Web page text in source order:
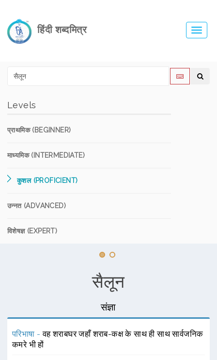
हिंदी शब्दमित्र
Levels
प्राथमिक (BEGINNER)
माध्यमिक (INTERMEDIATE)
कुशल (PROFICIENT)
उन्नत (ADVANCED)
विशेषज्ञ (EXPERT)
सैलून
संज्ञा
परिभाषा -वह शराबघर जहाँ शराब-कक्ष के साथ ही साथ सार्वजनिक
कमरे भी हों